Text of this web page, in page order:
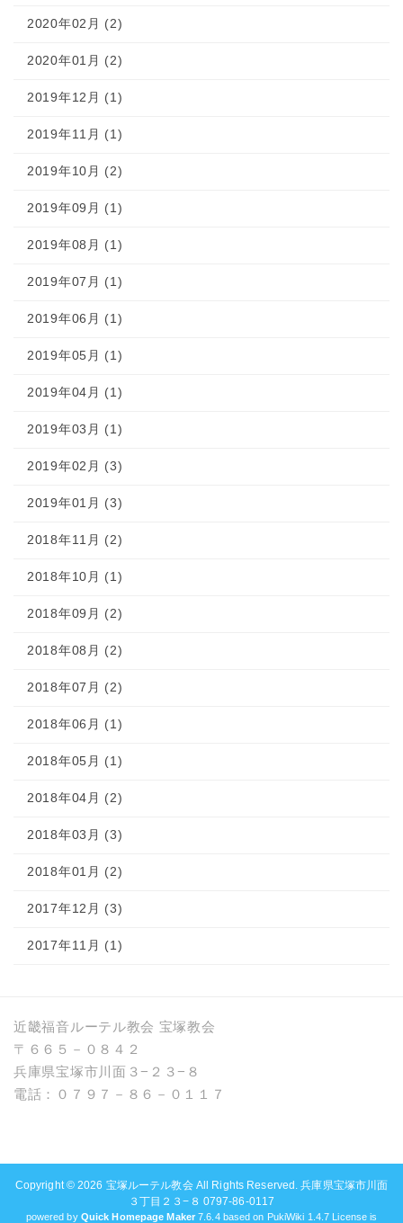
2020年02月 (2)
2020年01月 (2)
2019年12月 (1)
2019年11月 (1)
2019年10月 (2)
2019年09月 (1)
2019年08月 (1)
2019年07月 (1)
2019年06月 (1)
2019年05月 (1)
2019年04月 (1)
2019年03月 (1)
2019年02月 (3)
2019年01月 (3)
2018年11月 (2)
2018年10月 (1)
2018年09月 (2)
2018年08月 (2)
2018年07月 (2)
2018年06月 (1)
2018年05月 (1)
2018年04月 (2)
2018年03月 (3)
2018年01月 (2)
2017年12月 (3)
2017年11月 (1)
近畿福音ルーテル教会 宝塚教会
〒６６５－０８４２
兵庫県宝塚市川面３−２３−８
電話：０７９７－８６－０１１７
Copyright © 2026 宝塚ルーテル教会All Rights Reserved. 兵庫県宝塚市川面
３丁目２３−８ 0797-86-0117
powered by Quick Homepage Maker7.6.4 based on PukiWiki 1.4.7 License is